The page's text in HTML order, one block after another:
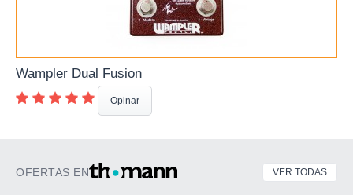
Wampler Dual Fusion
Opinar
OFERTAS EN VER TODAS